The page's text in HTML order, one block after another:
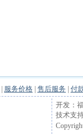
服务价格 售后服务
付
开发：
技术支